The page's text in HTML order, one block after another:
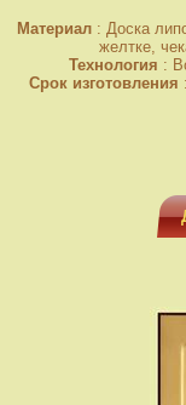
Материал: Доска
желтке,
Технология :
Срок изготовления